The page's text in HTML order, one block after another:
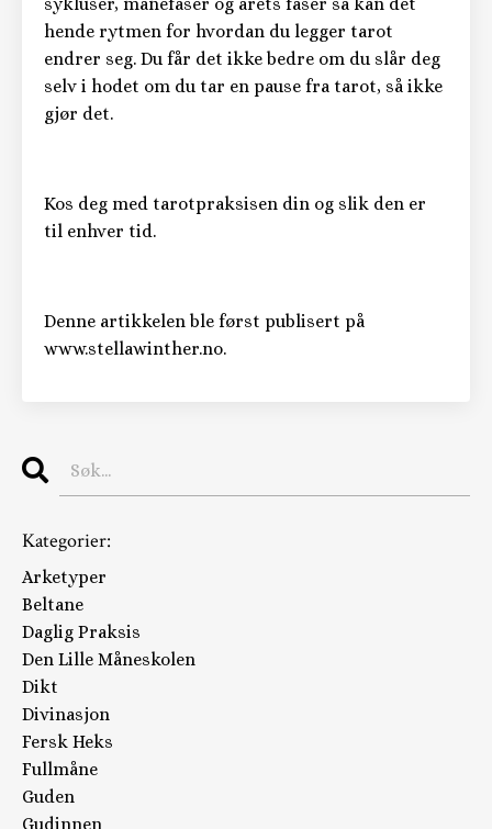
hende rytmen for hvordan du legger tarot
endrer seg. Du får det ikke bedre om du slår deg
selv i hodet om du tar en pause fra tarot, så ikke
gjør det.
Kos deg med tarotpraksisen din og slik den er
til enhver tid.
Denne artikkelen ble først publisert på
www.stellawinther.no.
Kategorier:
Arketyper
Beltane
Daglig Praksis
Den Lille Måneskolen
Dikt
Divinasjon
Fersk Heks
Fullmåne
Guden
Gudinnen